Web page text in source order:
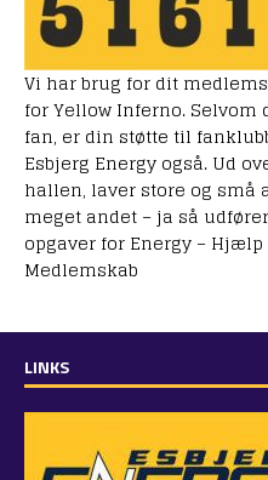
Vi har brug for dit
for Yellow Inferno.
fan, er din støtte til
Esbjerg Energy også. Ud
hallen, laver store og små
meget andet – ja så
opgaver for Energy –
Medlemskab
LINKS